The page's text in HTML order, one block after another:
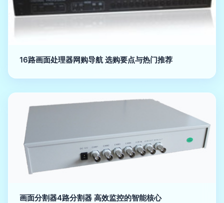
16路画面处理器网购导航 选购要点与热门推荐
画面分割器4路分割器 高效监控的智能核心